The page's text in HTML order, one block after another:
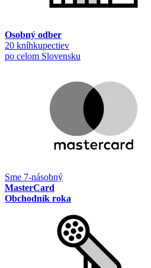
Osobný odber
20 kníhkupectiev
po celom Slovensku
Sme 7-násobný
MasterCard
Obchodník roka